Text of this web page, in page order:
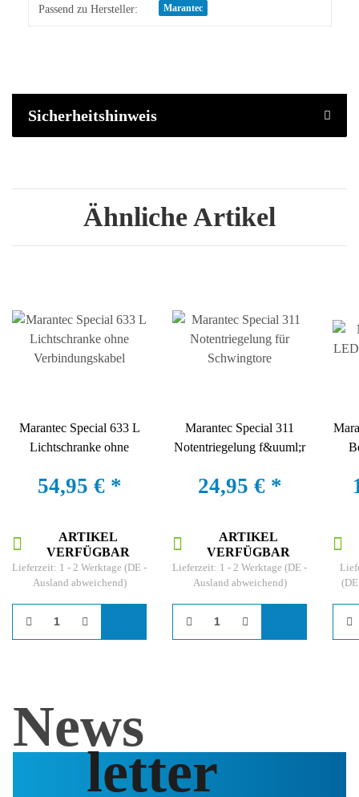
Produkteigenschaft
Wert
Passend zu Hersteller: Marantec
Sicherheitshinweis
Ähnliche Artikel
Marantec Special 633 L
Lichtschranke ohne
54,95 € *
ARTIKEL
VERFÜGBAR
Lieferzeit: 1 - 2 Werktage (DE -
Ausland abweichend)
Marantec Special 311
Notentriegelung f&uuml;r
24,95 € *
ARTIKEL
VERFÜGBAR
Lieferzeit: 1 - 2 Werktage (DE -
Ausland abweichend)
News
letter